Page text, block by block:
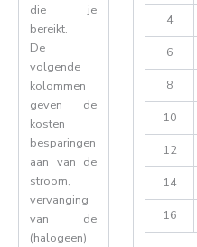
die je
bereikt.
De
volgende
kolommen
geven de
kosten
besparingen
aan van de
stroom,
vervanging
van de
(halogeen)
4
6
8
10
12
14
16